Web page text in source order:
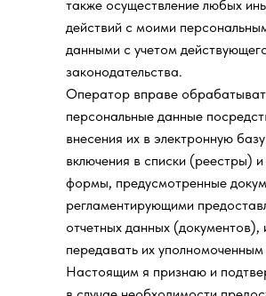
также осуществление любых
действий с моими
данными с учетом
законодательства.
Оператор вправе
персональные данные
внесения их в электронную
включения в списки (реестры)
формы, предусмотренные
регламентирующими
отчетных данных (документов),
передавать их
Настоящим я признаю и